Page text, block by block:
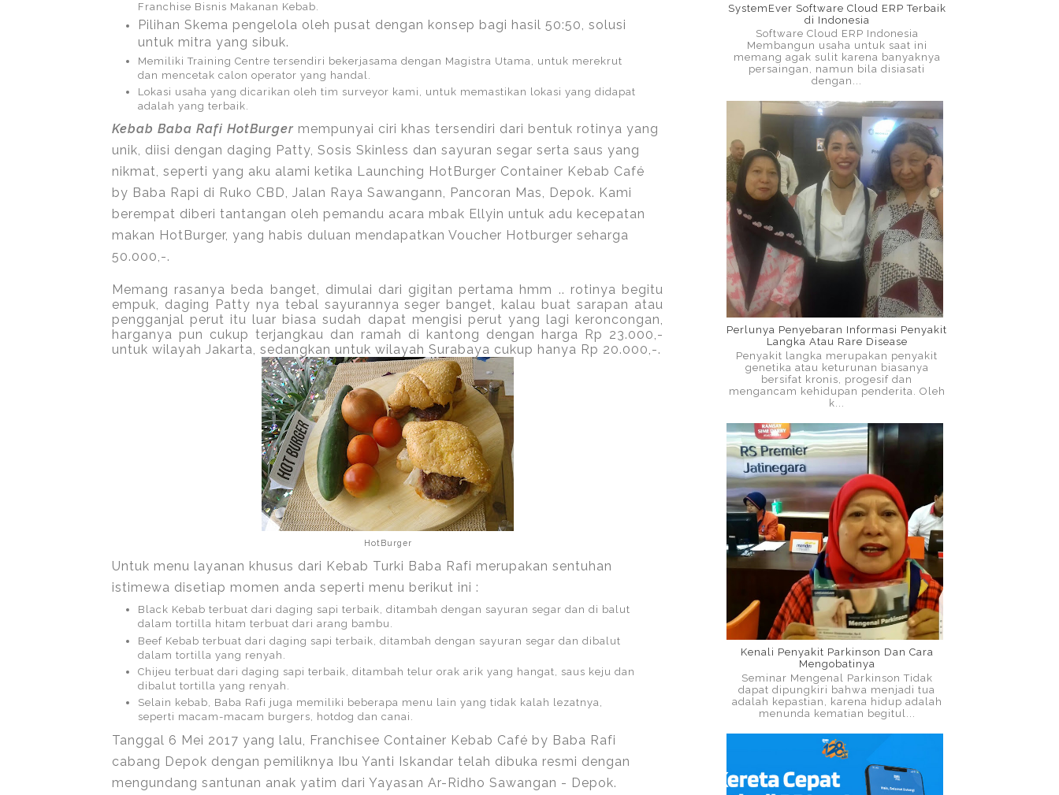
Franchise Bisnis Makanan Kebab.
Pilihan Skema pengelola oleh pusat dengan konsep bagi hasil 50:50, solusi
untuk mitra yang sibuk.
Memiliki Training Centre tersendiri bekerjasama dengan Magistra Utama, untuk merekrut
dan mencetak calon operator yang handal.
Lokasi usaha yang dicarikan oleh tim surveyor kami, untuk memastikan lokasi yang didapat
adalah yang terbaik.
Kebab Baba Rafi HotBurger mempunyai ciri khas tersendiri dari bentuk rotinya yang
unik, diisi dengan daging Patty, Sosis Skinless dan sayuran segar serta saus yang
nikmat, seperti yang aku alami ketika Launching HotBurger Container Kebab Café
by Baba Rapi di Ruko CBD, Jalan Raya Sawangann, Pancoran Mas, Depok. Kami
berempat diberi tantangan oleh pemandu acara mbak Ellyin untuk adu kecepatan
makan HotBurger, yang habis duluan mendapatkan Voucher Hotburger seharga
50.000,-.
Memang rasanya beda banget, dimulai dari gigitan pertama hmm .. rotinya begitu
empuk, daging Patty nya tebal sayurannya seger banget, kalau buat sarapan atau
pengganjal perut itu luar biasa sudah dapat mengisi perut yang lagi keroncongan,
harganya pun cukup terjangkau dan ramah di kantong dengan harga Rp 23.000,-
untuk wilayah Jakarta, sedangkan untuk wilayah Surabaya cukup hanya Rp 20.000,-.
HotBurger
Untuk menu layanan khusus dari Kebab Turki Baba Rafi merupakan sentuhan
istimewa disetiap momen anda seperti menu berikut ini :
Black Kebab terbuat dari daging sapi terbaik, ditambah dengan sayuran segar dan di balut
dalam tortilla hitam terbuat dari arang bambu.
Beef Kebab terbuat dari daging sapi terbaik, ditambah dengan sayuran segar dan dibalut
dalam tortilla yang renyah.
Chijeu terbuat dari daging sapi terbaik, ditambah telur orak arik yang hangat, saus keju dan
dibalut tortilla yang renyah.
Selain kebab, Baba Rafi juga memiliki beberapa menu lain yang tidak kalah lezatnya,
seperti macam-macam burgers, hotdog dan canai.
Tanggal 6 Mei 2017 yang lalu, Franchisee Container Kebab Café by Baba Rafi
cabang Depok dengan pemiliknya Ibu Yanti Iskandar telah dibuka resmi dengan
mengundang santunan anak yatim dari Yayasan Ar-Ridho Sawangan - Depok.
SystemEver Software Cloud ERP Terbaik
di Indonesia
Software Cloud ERP Indonesia
Membangun usaha untuk saat ini
memang agak sulit karena banyaknya
persaingan, namun bila disiasati
dengan...
Perlunya Penyebaran Informasi Penyakit
Langka Atau Rare Disease
Penyakit langka merupakan penyakit
genetika atau keturunan biasanya
bersifat kronis, progesif dan
mengancam kehidupan penderita. Oleh
k...
Kenali Penyakit Parkinson Dan Cara
Mengobatinya
Seminar Mengenal Parkinson Tidak
dapat dipungkiri bahwa menjadi tua
adalah kepastian, karena hidup adalah
menunda kematian begitul...